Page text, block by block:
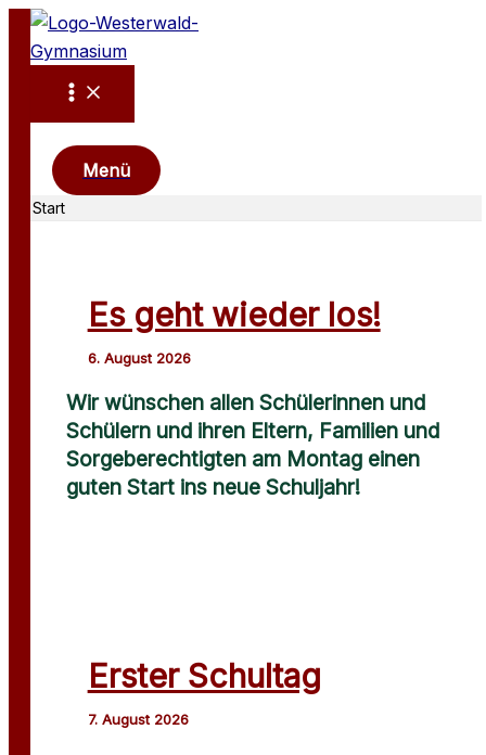
Zum
Inhalt
springen
Menü
Start
Es geht wieder los!
Wir wünschen allen Schülerinnen und
Schülern und ihren Eltern, Familien und
Sorgeberechtigten am Montag einen
guten Start ins neue Schuljahr!
Erster Schultag